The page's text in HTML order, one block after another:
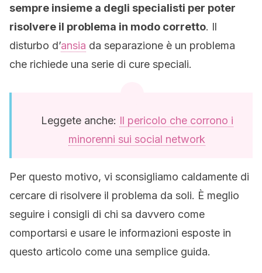
sempre insieme a degli specialisti per poter
risolvere il problema in modo corretto. Il
disturbo d’ansia da separazione è un problema
che richiede una serie di cure speciali.
Leggete anche: Il pericolo che corrono i
minorenni sui social network
Per questo motivo, vi sconsigliamo caldamente di
cercare di risolvere il problema da soli. È meglio
seguire i consigli di chi sa davvero come
comportarsi e usare le informazioni esposte in
questo articolo come una semplice guida.